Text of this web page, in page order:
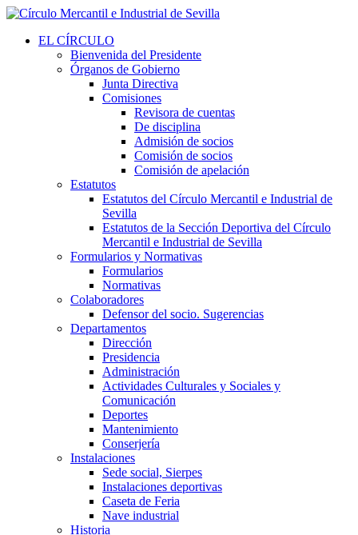
EL CÍRCULO
Bienvenida del Presidente
Órganos de Gobierno
Junta Directiva
Comisiones
Revisora de cuentas
De disciplina
Admisión de socios
Comisión de socios
Comisión de apelación
Estatutos
Estatutos del Círculo Mercantil e Industrial de
Sevilla
Estatutos de la Sección Deportiva del Círculo
Mercantil e Industrial de Sevilla
Formularios y Normativas
Formularios
Normativas
Colaboradores
Defensor del socio. Sugerencias
Departamentos
Dirección
Presidencia
Administración
Actividades Culturales y Sociales y
Comunicación
Deportes
Mantenimiento
Conserjería
Instalaciones
Sede social, Sierpes
Instalaciones deportivas
Caseta de Feria
Nave industrial
Historia